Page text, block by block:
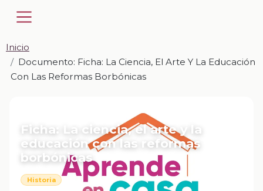
Inicio
Documento: Ficha: La Ciencia, El Arte Y La Educación
Con Las Reformas Borbónicas
Ficha: La ciencia, el arte y la
educación con las reformas
borbónicas
Historia